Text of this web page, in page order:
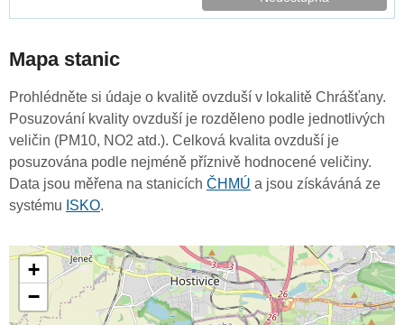
Mapa stanic
Prohlédněte si údaje o kvalitě ovzduší v lokalitě Chrášťany.
Posuzování kvality ovzduší je rozděleno podle jednotlivých
veličin (PM10, NO2 atd.). Celková kvalita ovzduší je
posuzována podle nejméně příznivě hodnocené veličiny.
Data jsou měřena na stanicích ČHMÚ a jsou získáváná ze
systému ISKO.
+
−